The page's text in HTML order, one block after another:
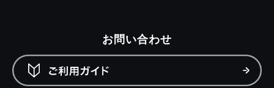
お問い合わせ